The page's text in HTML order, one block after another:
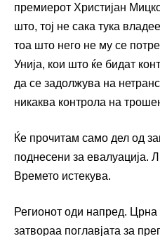
премиерот Христијан
што, тој не сака тука
тоа што него не му се
Унија, кои што ќе бидат
да се задолжува на
никаква контрола на
Ќе прочитам само дел од
поднесени за евалуација.
Времето истекува.
Регионот оди напред. Црна
затвораа поглавјата за